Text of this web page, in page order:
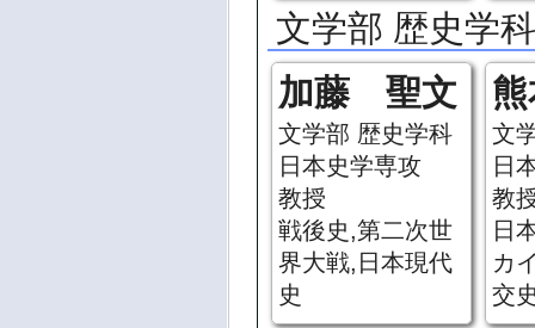
文学部 歴史学
加藤 聖文
文学部 歴史学科
日本史学専攻
教授
戦後史,第二次世
界大戦,日本現代
史
文
日
教
日
カ
交